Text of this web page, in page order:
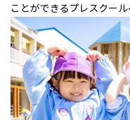
ことができるプレスクー